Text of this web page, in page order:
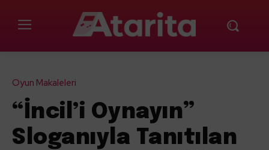
Oyun Makaleleri
“İncil’i Oynayın”
Sloganıyla Tanıtılan